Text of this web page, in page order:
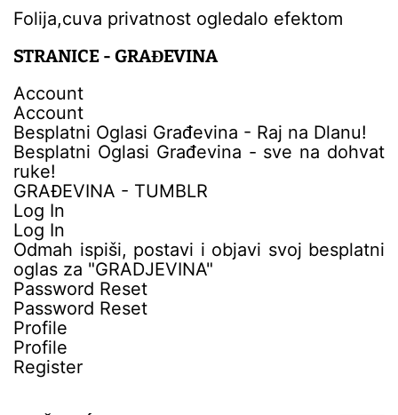
Folija,cuva privatnost ogledalo efektom
STRANICE - GRAĐEVINA
Account
Account
Besplatni Oglasi Građevina - Raj na Dlanu!
Besplatni Oglasi Građevina - sve na dohvat
ruke!
GRAĐEVINA - TUMBLR
Log In
Log In
Odmah ispiši, postavi i objavi svoj besplatni
oglas za "GRADJEVINA"
Password Reset
Password Reset
Profile
Profile
Register